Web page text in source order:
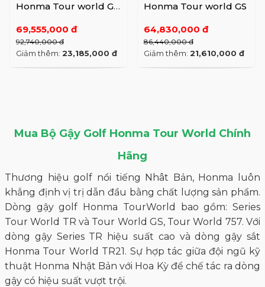
Honma Tour world GS
69,555,000 đ
92,740,000 đ
Giảm thêm: 23,185,000 đ
Honma Tour world GS
64,830,000 đ
86,440,000 đ
Giảm thêm: 21,610,000 đ
Mua Bộ Gậy Golf Honma Tour World Chính
Hãng
Thương hiệu golf nổi tiếng Nhât Bản, Honma luôn
khẳng định vị trị dẫn đầu bằng chất lượng sản phẩm.
Dòng gậy golf Honma TourWorld
bao gồm: Series
Tour World TR và Tour World GS, Tour World 757. Với
dòng gậy Series TR hiệu suất cao và dòng gậy sắt
Honma Tour World TR21. Sự hợp tác giữa đội ngũ kỹ
thuật Honma Nhật Bản với Hoa Kỳ để chế tác ra dòng
gậy có hiệu suất vượt trội.